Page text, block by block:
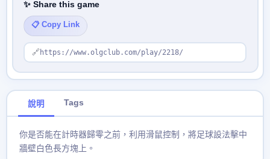
✨ Share this game
📋 Copy Link
🔗 https://www.olgclub.com/play/2218/
說明 Tags
你是否能在計時器歸零之前，利用滑鼠控制，將足球設法擊中
牆壁白色長方塊上。